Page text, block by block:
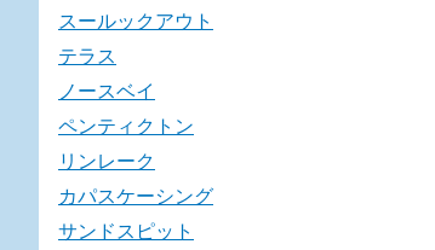
スールックアウト
テラス
ノースベイ
ペンティクトン
リンレーク
カパスケーシング
サンドスピット